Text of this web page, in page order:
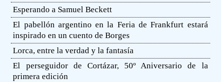
Esperando a Samuel Beckett
El pabellón argentino en la Feria de Frankfurt estará
inspirado en un cuento de Borges
Lorca, entre la verdad y la fantasía
El perseguidor de Cortázar, 50º Aniversario de la
primera edición